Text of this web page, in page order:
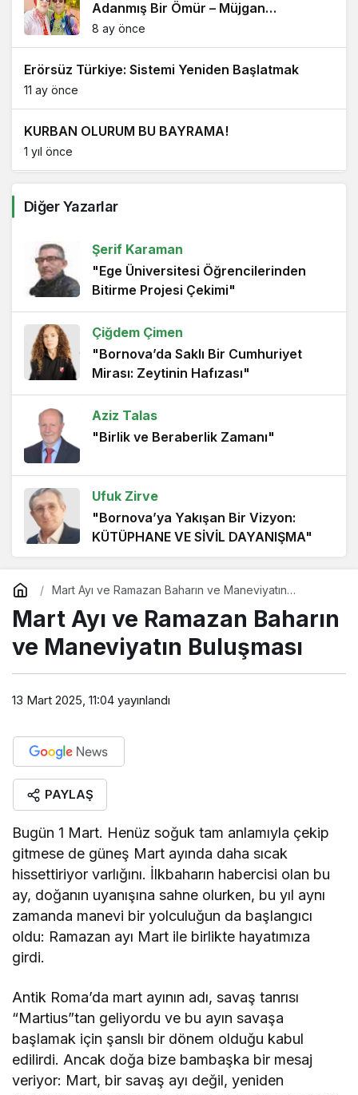
Adanmış Bir Ömür – Müjgan
Pakyürek’i Sonsuzluğa Uğurladık
8 ay önce
Erörsüz Türkiye: Sistemi Yeniden Başlatmak
11 ay önce
KURBAN OLURUM BU BAYRAMA!
1 yıl önce
1 yıl önce
19 Mayıs: Umudu Taşıyan Bayram
1 yıl önce
Bir Mektubun İki Ucu: Çanakkale’nin Sessiz
Kahramanları
1 yıl önce
Mart Ayı ve Ramazan Baharın ve Maneviyatın
Buluşması
1 yıl önce
PARMAĞINIZDAKİ GÜÇ YÜZÜĞÜN
SEMBOLİZMİ
1 yıl önce
Diğer Yazarlar
Şerif Karaman
"Ege Üniversitesi Öğrencilerinden
Bitirme Projesi Çekimi"
Çiğdem Çimen
"Bornova’da Saklı Bir Cumhuriyet
Mirası: Zeytinin Hafızası"
Aziz Talas
"Birlik ve Beraberlik Zamanı"
Ufuk Zirve
"Bornova’ya Yakışan Bir Vizyon:
KÜTÜPHANE VE SİVİL DAYANIŞMA"
"Karşıyaka’nın Deneyimli Tribün Lideri
Taner Ütüklerli"
Şerif Karaman
Salih Sütçüoğlu
"YALNIZLIK BAKANLIĞI NE İŞ YAPAR.?
."
Neval Demirseren
"Kadının Varlığı"
Salih Sütçüoğlu
"KARDEŞLİK VE MUHABBET"
"Bir Masalın İçinde Kaybolmak: “Fısıltı
Korusu”"
Mart Ayı ve Ramazan Baharın ve Maneviyatın
Mart Ayı ve Ramazan Baharın
ve Maneviyatın Buluşması
13 Mart 2025, 11:04 yayınlandı
PAYLAŞ
Bugün 1 Mart. Henüz soğuk tam anlamıyla çekip
gitmese de güneş Mart ayında daha sıcak
hissettiriyor varlığını. İlkbaharın habercisi olan bu
ay, doğanın uyanışına sahne olurken, bu yıl aynı
zamanda manevi bir yolculuğun da başlangıcı
oldu: Ramazan ayı Mart ile birlikte hayatımıza
girdi.
Antik Roma’da mart ayının adı, savaş tanrısı
“Martius”tan geliyordu ve bu ayın savaşa
başlamak için şanslı bir dönem olduğu kabul
edilirdi. Ancak doğa bize bambaşka bir mesaj
veriyor: Mart, bir savaş ayı değil, yeniden